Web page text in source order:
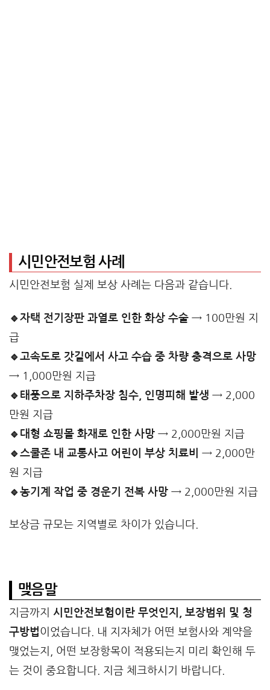
시민안전보험 사례
시민안전보험 실제 보상 사례는 다음과 같습니다.
🔹자택 전기장판 과열로 인한 화상 수술 → 100만원 지
급
🔹고속도로 갓길에서 사고 수습 중 차량 충격으로 사망
→ 1,000만원 지급
🔹태풍으로 지하주차장 침수, 인명피해 발생 → 2,000
만원 지급
🔹대형 쇼핑몰 화재로 인한 사망 → 2,000만원 지급
🔹스쿨존 내 교통사고 어린이 부상 치료비
→ 2,000만
원 지급
🔹농기계 작업 중 경운기 전복 사망 → 2,000만원 지급
보상금 규모는 지역별로 차이가 있습니다.
맺음말
지금까지 시민안전보험이란 무엇인지, 보장범위 및 청
구방법이었습니다. 내 지자체가 어떤 보험사와 계약을
맺었는지, 어떤 보장항목이 적용되는지 미리 확인해 두
는 것이 중요합니다. 지금 체크하시기 바랍니다.